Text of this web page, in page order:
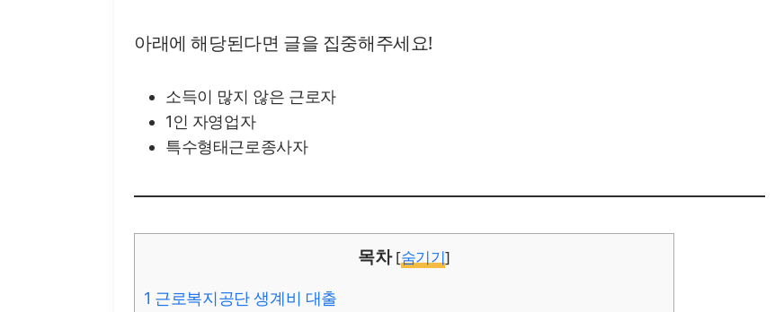
아래에 해당된다면 글을 집중해주세요!
소득이 많지 않은 근로자
1인 자영업자
특수형태근로종사자
목차 [숨기기]
1 근로복지공단 생계비 대출